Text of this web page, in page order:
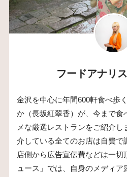
フードアナリ
金沢を中心に年間600軒食べ歩
か（長坂紅翠香）が、今まで食
メな厳選レストランをご紹介
介している全てのお店は自費で
店側から広告宣伝費などは一切
ュース」では、自身のメディ